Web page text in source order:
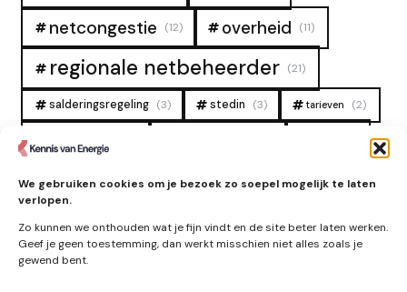
We gebruiken cookies om je bezoek zo soepel mogelijk te laten
verlopen.
Zo kunnen we onthouden wat je fijn vindt en de site beter laten werken.
Geef je geen toestemming, dan werkt misschien niet alles zoals je
gewend bent.
netcongestie (12) overheid (11)
regionale netbeheerder (21)
salderingsregeling (3) stedin (3) tarieven (2)
tennet
zonne-energie (9)